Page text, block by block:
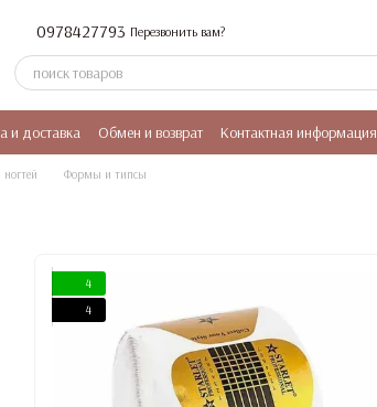
0978427793 Перезвонить вам?
и доставка Обмен и возврат Контактная информация
Формы и типсы
4
4